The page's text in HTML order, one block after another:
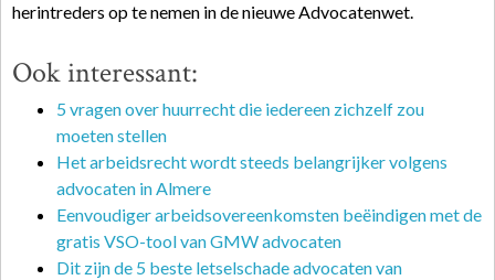
herintreders op te nemen in de nieuwe Advocatenwet.
Ook interessant:
5 vragen over huurrecht die iedereen zichzelf zou
moeten stellen
Het arbeidsrecht wordt steeds belangrijker volgens
advocaten in Almere
Eenvoudiger arbeidsovereenkomsten beëindigen met de
gratis VSO-tool van GMW advocaten
Dit zijn de 5 beste letselschade advocaten van